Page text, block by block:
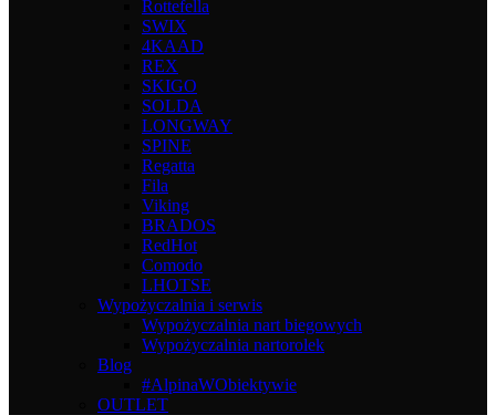
Rottefella
SWIX
4KAAD
REX
SKIGO
SOLDA
LONGWAY
SPINE
Regatta
Fila
Viking
BRADOS
RedHot
Comodo
LHOTSE
Wypożyczalnia i serwis
Wypożyczalnia nart biegowych
Wypożyczalnia nartorolek
Blog
#AlpinaWObiektywie
OUTLET